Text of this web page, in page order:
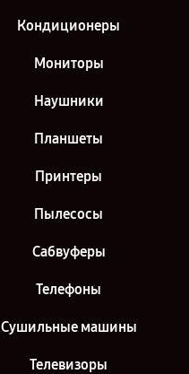
Кондиционеры
Мониторы
Наушники
Планшеты
Принтеры
Пылесосы
Сабвуферы
Телефоны
Сушильные машины
Телевизоры